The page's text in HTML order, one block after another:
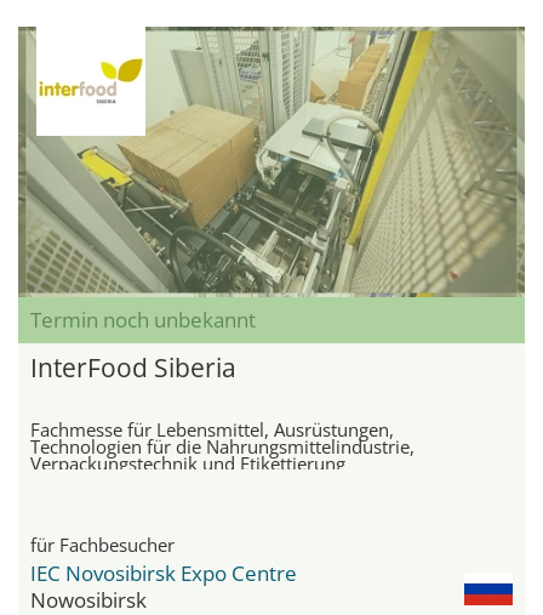
Termin noch unbekannt
InterFood Siberia
Fachmesse für Lebensmittel, Ausrüstungen,
Technologien für die Nahrungsmittelindustrie,
Verpackungstechnik und Etikettierung
für Fachbesucher
IEC Novosibirsk Expo Centre
Nowosibirsk